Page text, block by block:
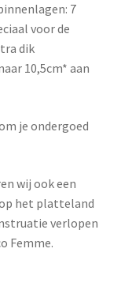
7
voor de
dik
10,5cm* aan
je ondergoed
wij ook een
het platteland
verlopen
Femme.